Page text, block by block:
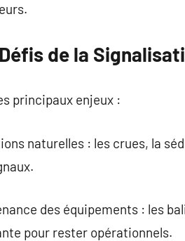
de la
principaux enjeux :
naturelles : les crues, la
des équipements : les
pour rester opérationnels.